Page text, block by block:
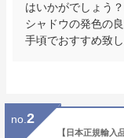
はいかがでしょう
シャドウの発色の
手頃でおすすめ致し
no. 2